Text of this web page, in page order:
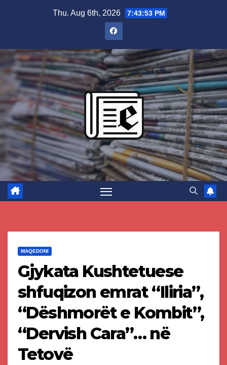
Thu. Aug 6th, 2026 7:43:54 PM
MAQEDONI
Gjykata Kushtetuese
shfuqizon emrat “Iliria”,
“Dëshmorët e Kombit”,
“Dervish Cara”… në
Tetovë